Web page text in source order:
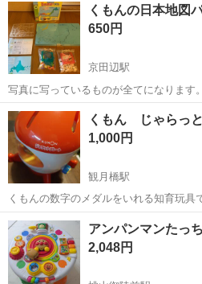
ありません。
くもんの日本地図
650円
京田辺駅
写真に写っているものが全てになります
子が時々遊んで、その後自宅保管してい
ありません。
京都 京田辺市 おも
くもん じゃらっ
1,000円
観月橋駅
くもんの数字のメダルをいれる知育玩具
数字シールにこすれなどあります。
京都 京都市 観月橋駅 おもちゃ
アンパンマンたっ
2,048円